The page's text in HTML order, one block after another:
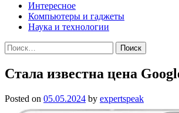
Интересное
Компьютеры и гаджеты
Наука и технологии
Найти:
Стала известна цена
Posted on 05.05.2024 by expertspeak